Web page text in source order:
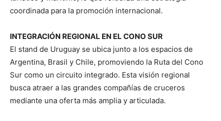
coordinada para la promoción internacional.
INTEGRACIÓN REGIONAL EN EL CONO SUR
El stand de Uruguay se ubica junto a los espacios de
Argentina, Brasil y Chile, promoviendo la Ruta del Cono
Sur como un circuito integrado. Esta visión regional
busca atraer a las grandes compañías de cruceros
mediante una oferta más amplia y articulada.